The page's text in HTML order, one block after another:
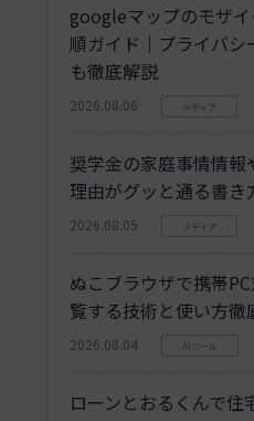
googleマップのモザ
順ガイド｜プライバシ
も徹底解説
2026.08.06 メディア
奨学金の家庭事情情
理由がグッと通る書き
2026.08.05 メディア
ぬこブラウザで携帯
覧する技術と使い方徹
2026.08.04 AIツール
ローンとおるくんで住